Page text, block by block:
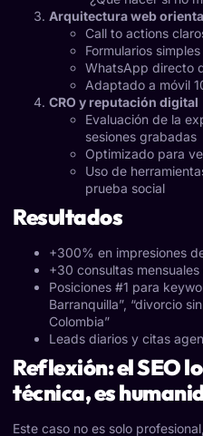
Arquitectura web
Call to actions
Formularios simples
WhatsApp directo
Adaptado a móvil
CRO y reputación digital
Evaluación de la
sesiones grabadas
Optimizado para
Uso de
prueba social
Resultados
+300% en impresiones
+30 consultas
Posiciones #1 para
Barranquilla”, “divorcio
Colombia”
Leads diarios y citas
Reflexión: el SEO
técnica, es
Este caso no es solo